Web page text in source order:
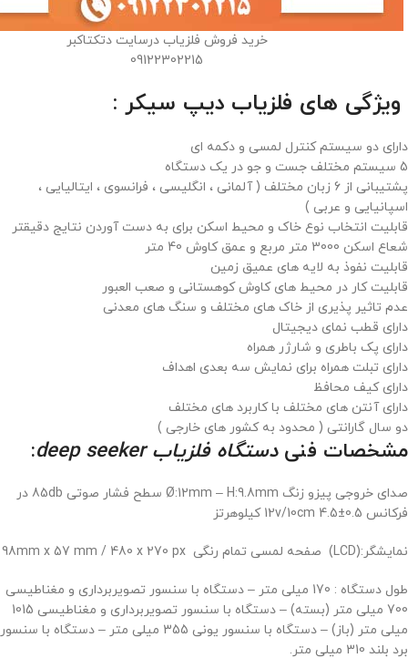
خرید فروش فلزیاب درسایت دتکتاکبر
09122302215
ویژگی های فلزیاب دیپ سیکر :
دارای دو سیستم کنترل لمسی و دکمه ای
5 سیستم مختلف جست و جو در یک دستگاه
پشتیبانی از 6 زبان مختلف ( آلمانی ، انگلیسی ، فرانسوی ، ایتالیایی ،
اسپانیایی و عربی )
قابلیت انتخاب نوع خاک و محیط اسکن برای به دست آوردن نتایج دقیقتر
شعاع اسکن 3000 متر مربع و عمق کاوش 40 متر
قابلیت نفوذ به لایه های عمیق زمین
قابلیت کار در محیط های کاوش کوهستانی و صعب العبور
عدم تاثیر پذیری از خاک های مختلف و سنگ های معدنی
دارای قطب نمای دیجیتال
دارای پک باطری و شارژر همراه
دارای تبلت همراه برای نمایش سه بعدی اهداف
دارای کیف محافظ
دارای آنتن های مختلف با کاربرد های مختلف
دو سال گارانتی ( محدود به کشور های خارجی )
مشخصات فنیدستگاه فلزیاب deep seeker :
صدای خروجی پیزو زنگ Ø:12mm – H:9.8mm سطح فشار صوتی 85db در
فرکانس 12v/10cm 4.5±0.5 کیلوهرتز
نمایشگر:(LCD) صفحه لمسی تمام رنگی 98mm x 57 mm / 480 x 270 px
طول دستگاه : 170 میلی متر – دستگاه با سنسور تصویربرداری و مغناطیسی
700 میلی متر (بسته) – دستگاه با سنسور تصویربرداری و مغناطیسی 1015
میلی متر (باز) – دستگاه با سنسور یونی 355 میلی متر – دستگاه با سنسور
برد بلند 310 میلی متر.